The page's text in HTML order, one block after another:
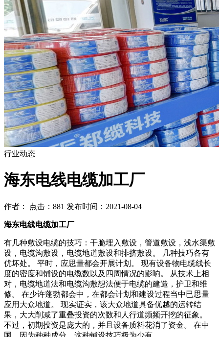
行业动态
海东电线电缆加工厂
作者： 点击：881 发布时间：2021-08-04
海东电线电缆加工厂
有几种敷设电缆的技巧：干脆埋入敷设，管道敷设，浅水渠敷
设，电缆沟敷设，电缆地道敷设和排挤敷设。 几种技巧各有
优坏处。 平时，应思量都会开展计划。 现有设备物电缆线长
度的密度和铺设的电缆数以及四周情况的影响。 从技术上相
对，电缆地道法和电缆沟敷想法便于电缆的建造，护卫和维
修。 在少许蓬勃都会中，在都会计划和建设过程当中已思量
应用大众地道。 现实证实，该大众地道具备优越的运转结
果，大大削减了重叠投资的次数和人行道频频开挖的征象。
不过，初期投资是庞大的，并且设备质料花消了资金。 在中
国，因为种种成分，这种铺设技巧极为少有。